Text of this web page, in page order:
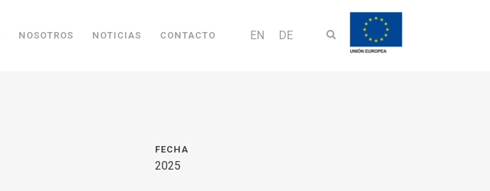
EN DE
NOSOTROS NOTICIAS CONTACTO
FECHA
2025